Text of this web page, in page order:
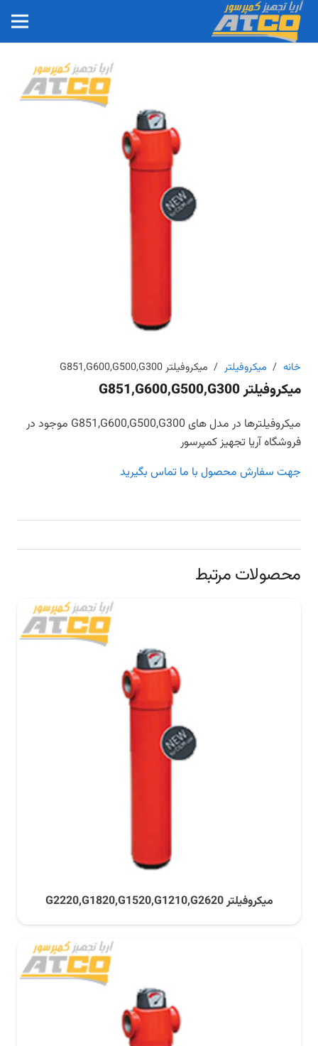
خانه / میکروفیلتر / میکروفیلتر G851,G600,G500,G300
میکروفیلتر G851,G600,G500,G300
میکروفیلترها در مدل های G851,G600,G500,G300 موجود در
فروشگاه آریا تجهیز کمپرسور
جهت سفارش محصول با ما تماس بگیرید
محصولات مرتبط
میکروفیلتر G2220,G1820,G1520,G1210,G2620